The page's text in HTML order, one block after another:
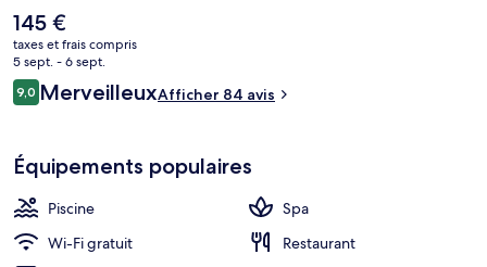
Only
18
plus
déjeuner et du dîner pour vous servir des spécialités Cuisine
méditerranéenne. Parmi les autres petits avantages de cet
hébergement figurent 2 bars de plage, une piscine couverte et une
piscine extérieure.
Le
prix
actuel
est
de
145 €
taxes et frais compris
5 sept. - 6 sept.
Avis
voyageurs
9,09,0 sur 10
MerveilleuxAfficher 84 avis
Équipements populaires
Piscine
Spa
Wi-Fi gratuit
Restaurant